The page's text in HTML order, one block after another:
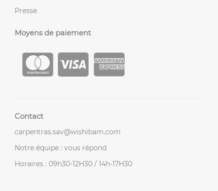
Presse
Moyens de paiement
Contact
carpentras.sav@wishibam.com
Notre équipe : vous répond
Horaires : 09h30-12H30 / 14h-17H30